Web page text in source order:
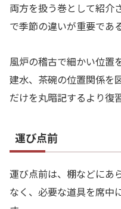
両方を扱う巻として紹介
で季節の違いが重要であ
風炉の稽古で細かい位置
建水、茶碗の位置関係を
だけを丸暗記するより復
運び点前
運び点前は、棚などにあ
なく、必要な道具を席中